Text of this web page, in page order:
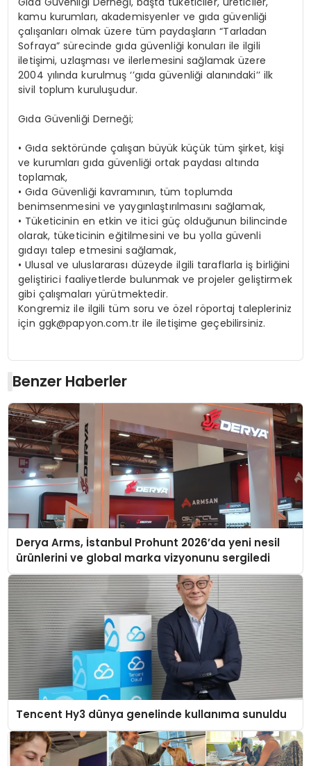
kamu kurumları, akademisyenler ve gıda güvenliği
çalışanları olmak üzere tüm paydaşların “Tarladan
Sofraya” sürecinde gıda güvenliği konuları ile ilgili
iletişimi, uzlaşması ve ilerlemesini sağlamak üzere
2004 yılında kurulmuş ‘’gıda güvenliği alanındaki’’ ilk
sivil toplum kuruluşudur.
Gıda Güvenliği Derneği;
•Gıda sektöründe çalışan büyük küçük tüm şirket, kişi
ve kurumları gıda güvenliği ortak paydası altında
toplamak,
•Gıda Güvenliği kavramının, tüm toplumda
benimsenmesini ve yaygınlaştırılmasını sağlamak,
• Tüketicinin en etkin ve itici güç olduğunun bilincinde
olarak, tüketicinin eğitilmesini ve bu yolla güvenli
gıdayı talep etmesini sağlamak,
•Ulusal ve uluslararası düzeyde ilgili taraflarla iş birliğini
geliştirici faaliyetlerde bulunmak ve projeler geliştirmek
gibi çalışmaları yürütmektedir.
Kongremiz ile ilgili tüm soru ve özel röportaj talepleriniz
için ggk@papyon.com.tr ile iletişime geçebilirsiniz.
Benzer Haberler
Derya Arms, İstanbul Prohunt 2026’da yeni nesil
ürünlerini ve global marka vizyonunu sergiledi
Tencent Hy3 dünya genelinde kullanıma sunuldu